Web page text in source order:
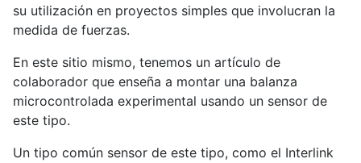
su utilización en proyectos simples que involucran la
medida de fuerzas.
En este sitio mismo, tenemos un artículo de
colaborador que enseña a montar una balanza
microcontrolada experimental usando un sensor de
este tipo.
Un tipo común sensor de este tipo, como el Interlink